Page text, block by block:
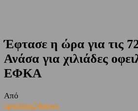
Έφτασε η ώρα για τις
Ανάσα για χιλιάδες
ΕΦΚΑ
Από
sporting24news